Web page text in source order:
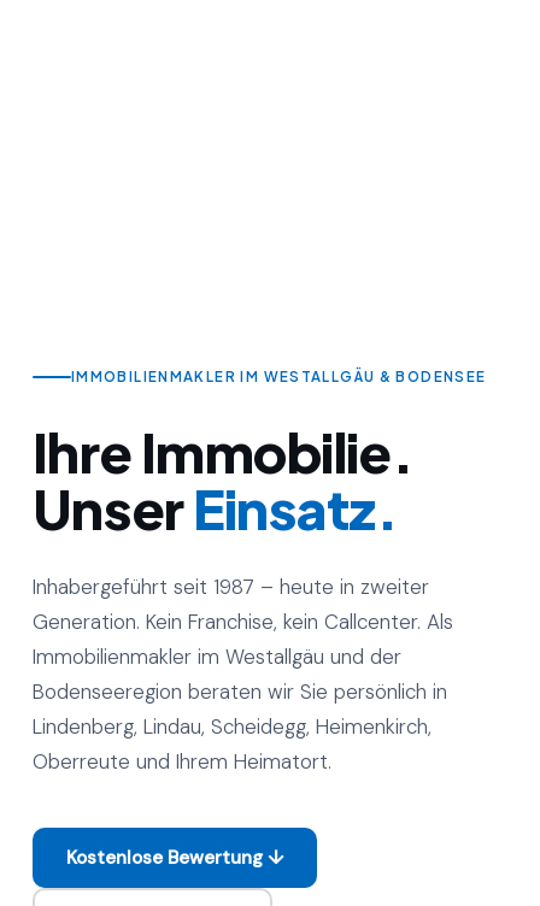
IMMOBILIENMAKLER IM WESTALLGÄU & BODENSEE
Ihre Immobilie.
UnserEinsatz.
Inhabergeführt seit 1987 – heute in zweiter
Generation. Kein Franchise, kein Callcenter. Als
Immobilienmakler im Westallgäu und der
Bodenseeregion beraten wir Sie persönlich in
Lindenberg, Lindau, Scheidegg, Heimenkirch,
Oberreute und Ihrem Heimatort.
Kostenlose Bewertung ↓